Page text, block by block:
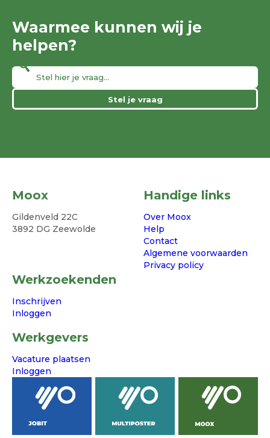
Waarmee kunnen wij je
helpen?
Stel je vraag
Moox
Gildenveld 22C
3892 DG Zeewolde
Handige links
Over Moox
Help
Contact
Algemene voorwaarden
Privacy policy
Werkzoekenden
Inschrijven
Inloggen
Werkgevers
Vacature plaatsen
Inloggen